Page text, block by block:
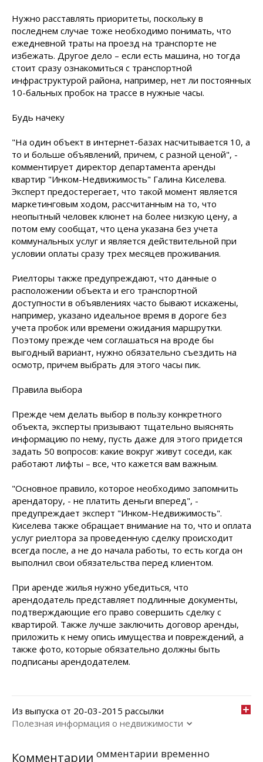
Нужно расставлять приоритеты, поскольку в
последнем случае тоже необходимо понимать, что
ежедневной траты на проезд на транспорте не
избежать. Другое дело – если есть машина, но тогда
стоит сразу ознакомиться с транспортной
инфраструктурой района, например, нет ли постоянных
10-бальных пробок на трассе в нужные часы.
Будь начеку
"На один объект в интернет-базах насчитывается 10, а
то и больше объявлений, причем, с разной ценой", -
комментирует директор департамента аренды
квартир "Инком-Недвижимость" Галина Киселева.
Эксперт предостерегает, что такой момент является
маркетинговым ходом, рассчитанным на то, что
неопытный человек клюнет на более низкую цену, а
потом ему сообщат, что цена указана без учета
коммунальных услуг и является действительной при
условии оплаты сразу трех месяцев проживания.
Риелторы также предупреждают, что данные о
расположении объекта и его транспортной
доступности в объявлениях часто бывают искажены,
например, указано идеальное время в дороге без
учета пробок или времени ожидания маршрутки.
Поэтому прежде чем соглашаться на вроде бы
выгодный вариант, нужно обязательно съездить на
осмотр, причем выбрать для этого часы пик.
Правила выбора
Прежде чем делать выбор в пользу конкретного
объекта, эксперты призывают тщательно выяснять
информацию по нему, пусть даже для этого придется
задать 50 вопросов: какие вокруг живут соседи, как
работают лифты – все, что кажется вам важным.
"Основное правило, которое необходимо запомнить
арендатору, - не платить деньги вперед", -
предупреждает эксперт "Инком-Недвижимость".
Киселева также обращает внимание на то, что и оплата
услуг риелтора за проведенную сделку происходит
всегда после, а не до начала работы, то есть когда он
выполнил свои обязательства перед клиентом.
При аренде жилья нужно убедиться, что
арендодатель представляет подлинные документы,
подтверждающие его право совершить сделку с
квартирой. Также лучше заключить договор аренды,
приложить к нему опись имущества и повреждений, а
также фото, которые обязательно должны быть
подписаны арендодателем.
Из выпуска от 20-03-2015 рассылки
Полезная информация о недвижимости
Комментарии омментарии временно